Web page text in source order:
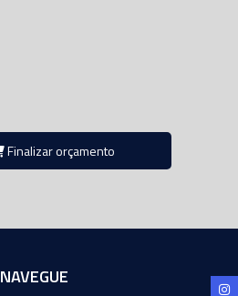
Finalizar orçamento
NAVEGUE